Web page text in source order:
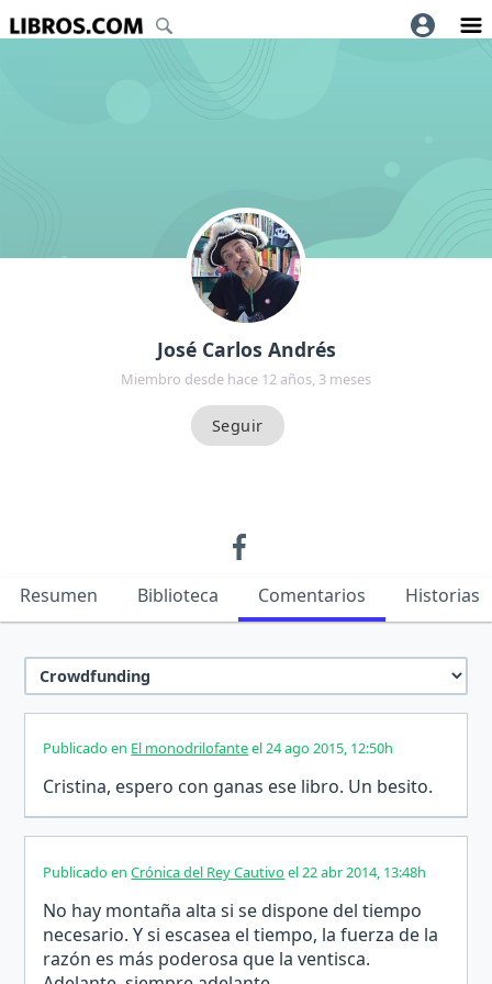
José Carlos Andrés
Miembro desde hace 12 años, 3 meses
Resumen Biblioteca Comentarios Historias
Publicado en El monodrilofanteel 24 ago 2015, 12:50h
Cristina, espero con ganas ese libro. Un besito.
Publicado enCrónica del Rey Cautivo el 22 abr 2014, 13:48h
No hay montaña alta si se dispone del tiempo
necesario. Y si escasea el tiempo, la fuerza de la
razón es más poderosa que la ventisca.